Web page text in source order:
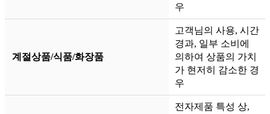
우
계절상품/식품/화장품
고객님의 사용, 시간
경과, 일부 소비에
의하여 상품의 가치
가 현저히 감소한 경
우
전자제품 특성 상,